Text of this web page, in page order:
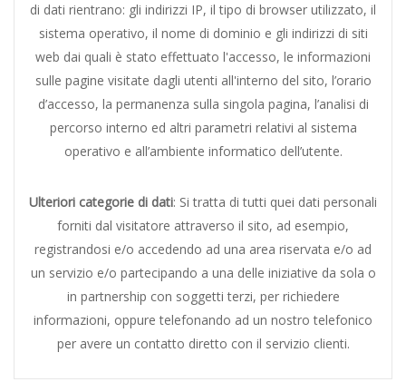
di dati rientrano: gli indirizzi IP, il tipo di browser utilizzato, il
sistema operativo, il nome di dominio e gli indirizzi di siti
web dai quali è stato effettuato l'accesso, le informazioni
sulle pagine visitate dagli utenti all'interno del sito, l’orario
d’accesso, la permanenza sulla singola pagina, l’analisi di
percorso interno ed altri parametri relativi al sistema
operativo e all’ambiente informatico dell’utente.
Ulteriori categorie di dati: Si tratta di tutti quei dati personali
forniti dal visitatore attraverso il sito, ad esempio,
registrandosi e/o accedendo ad una area riservata e/o ad
un servizio e/o partecipando a una delle iniziative da sola o
in partnership con soggetti terzi, per richiedere
informazioni, oppure telefonando ad un nostro telefonico
per avere un contatto diretto con il servizio clienti.